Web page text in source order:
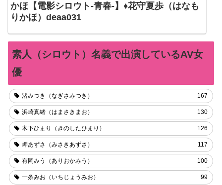
かほ【電影シロウト-青春-】♦花守夏歩（はなも
りかほ）deaa031
素人（シロウト）名義で出演しているAV女
優
渚みつき（なぎさみつき） 167
浜崎真緒（はまさきまお） 130
木下ひまり（きのしたひまり） 126
岬あずさ（みさきあずさ） 117
有岡みう（ありおかみう） 100
一条みお（いちじょうみお） 99